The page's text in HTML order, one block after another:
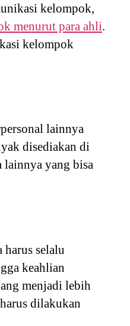
kelompok,
menurut para ahli.
kelompok
lainnya
disediakan di
lainnya yang bisa
selalu
keahlian
menjadi lebih
dilakukan